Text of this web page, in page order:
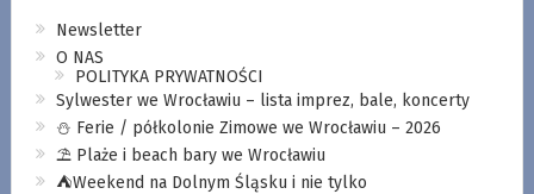
Newsletter
O NAS
POLITYKA PRYWATNOŚCI
Sylwester we Wrocławiu – lista imprez, bale, koncerty
⛄️ Ferie / półkolonie Zimowe we Wrocławiu – 2026
⛱️ Plaże i beach bary we Wrocławiu
⛺️Weekend na Dolnym Śląsku i nie tylko